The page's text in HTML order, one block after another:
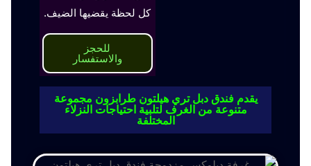
كل لحظة يقضيها الضيف.
للحجز
والاستفسار
يقدم فندق دبل تري هيلتون طرابزون مجموعة
متنوعة من الغرف لتلبية احتياجات النزلاء
المختلفة